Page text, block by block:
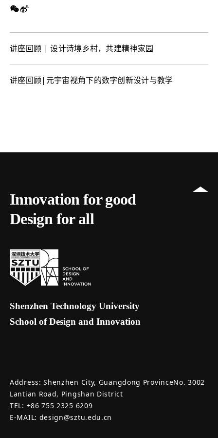
讲座回顾 | 设计诗境乡村，共建精神家园
讲座回顾|元宇宙视角下的数字创新设计与教学
Innovation for good
Design for all
Shenzhen Technology University
School of Design and Innovation
Address: Shenzhen City, Guangdong ProvinceNo. 3002
Lantian Road, Pingshan District
TEL: +86 755 2325 6209
E-MAIL: design@sztu.edu.cn